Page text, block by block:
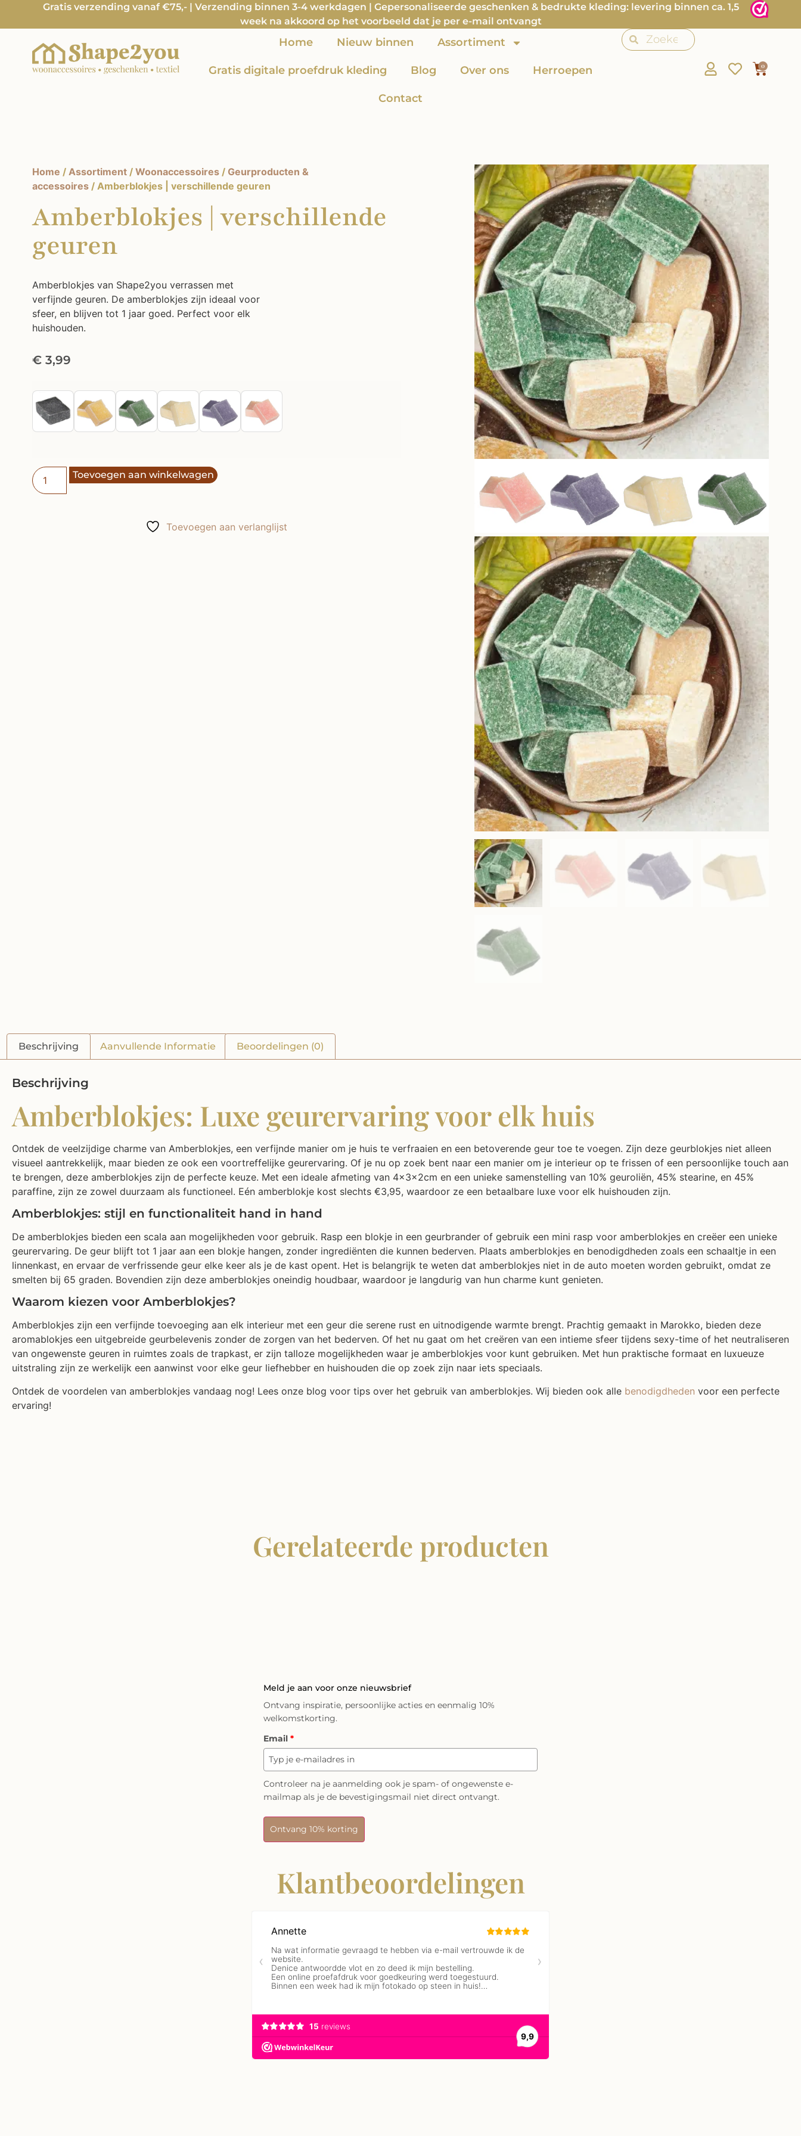
Gratis verzending vanaf €75,- | Verzending binnen 3-4 werkdagen | Gepersonaliseerde geschenken & bedrukte kleding: levering binnen ca. 1,5
week na akkoord op het voorbeeld dat je per e-mail ontvangt
Home Nieuw binnen Assortiment
Gratis digitale proefdruk kleding Blog Over ons Herroepen
Contact
0
Home / Assortiment/ Woonaccessoires/ Geurproducten &
accessoires/ Amberblokjes | verschillende geuren
Amberblokjes | verschillende
geuren
Amberblokjes van Shape2you verrassen met
verfijnde geuren. De amberblokjes zijn ideaal voor
sfeer, en blijven tot 1 jaar goed. Perfect voor elk
huishouden.
€3,99
Toevoegen aan winkelwagen
Toevoegen aan verlanglijst
Beschrijving Aanvullende Informatie Beoordelingen (0)
Beschrijving
Amberblokjes: Luxe geurervaring voor elk huis
Ontdek de veelzijdige charme van Amberblokjes, een verfijnde manier om je huis te verfraaien en een betoverende geur toe te voegen. Zijn deze geurblokjes niet alleen
visueel aantrekkelijk, maar bieden ze ook een voortreffelijke geurervaring. Of je nu op zoek bent naar een manier om je interieur op te frissen of een persoonlijke touch aan
te brengen, deze amberblokjes zijn de perfecte keuze. Met een ideale afmeting van 4x3x2cm en een unieke samenstelling van 10% geuroliën, 45% stearine, en 45%
paraffine, zijn ze zowel duurzaam als functioneel. Eén amberblokje kost slechts €3,95, waardoor ze een betaalbare luxe voor elk huishouden zijn.
Amberblokjes: stijl en functionaliteit hand in hand
De amberblokjes bieden een scala aan mogelijkheden voor gebruik. Rasp een blokje in een geurbrander of gebruik een mini rasp voor amberblokjes en creëer een unieke
geurervaring. De geur blijft tot 1 jaar aan een blokje hangen, zonder ingrediënten die kunnen bederven. Plaats amberblokjes en benodigdheden zoals een schaaltje in een
linnenkast, en ervaar de verfrissende geur elke keer als je de kast opent. Het is belangrijk te weten dat amberblokjes niet in de auto moeten worden gebruikt, omdat ze
smelten bij 65 graden. Bovendien zijn deze amberblokjes oneindig houdbaar, waardoor je langdurig van hun charme kunt genieten.
Waarom kiezen voor Amberblokjes?
Amberblokjes zijn een verfijnde toevoeging aan elk interieur met een geur die serene rust en uitnodigende warmte brengt. Prachtig gemaakt in Marokko, bieden deze
aromablokjes een uitgebreide geurbelevenis zonder de zorgen van het bederven. Of het nu gaat om het creëren van een intieme sfeer tijdens sexy-time of het neutraliseren
van ongewenste geuren in ruimtes zoals de trapkast, er zijn talloze mogelijkheden waar je amberblokjes voor kunt gebruiken. Met hun praktische formaat en luxueuze
uitstraling zijn ze werkelijk een aanwinst voor elke geur liefhebber en huishouden die op zoek zijn naar iets speciaals.
Ontdek de voordelen van amberblokjes vandaag nog! Lees onze blog voor tips over het gebruik van amberblokjes. Wij bieden ook alle benodigdheden voor een perfecte
ervaring!
Gerelateerde producten
Meld je aan voor onze nieuwsbrief
Ontvang inspiratie, persoonlijke acties en eenmalig 10%
welkomstkorting.
Email *
Controleer na je aanmelding ook je spam- of ongewenste e-
mailmap als je de bevestigingsmail niet direct ontvangt.
Ontvang 10% korting
Klantbeoordelingen